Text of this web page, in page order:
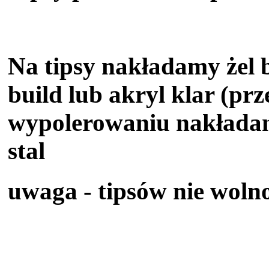
Na tipsy nakładamy żel
build lub akryl klar
wypolerowaniu
stal
uwaga - tipsów nie